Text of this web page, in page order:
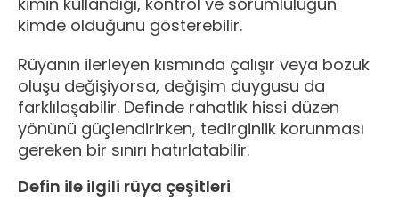
kimde olduğunu gösterebilir.
Rüyanın ilerleyen kısmında çalışır veya bozuk
oluşu değişiyorsa, değişim duygusu da
farklılaşabilir. Definde rahatlık hissi düzen
yönünü güçlendirirken, tedirginlik korunması
gereken bir sınırı hatırlatabilir.
Defin ile ilgili rüya çeşitleri